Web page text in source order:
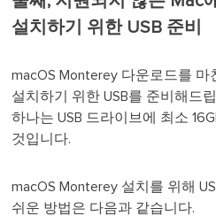
설치하기 위한 USB 준비
macOS Monterey 다운로드를 마
설치하기 위한 USB를 준비해드
하나는 USB 드라이브에 최소
것입니다.
macOS Monterey 설치를 위해
쉬운 방법은 다음과 같습니다.